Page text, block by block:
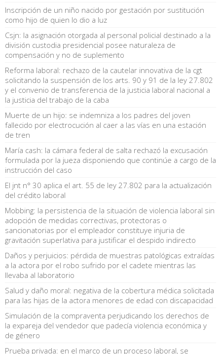
Inscripción de un niño nacido por gestación por sustitución
como hijo de quien lo dio a luz
Csjn: la asignación otorgada al personal policial destinado a la
división custodia presidencial posee naturaleza de
compensación y no de suplemento
Reforma laboral: rechazo de la cautelar innovativa de la cgt
solicitando la suspensión de los arts. 90 y 91 de la ley 27.802
y el convenio de transferencia de la justicia laboral nacional a
la justicia del trabajo de la caba
Muerte de un hijo: se indemniza a los padres del joven
fallecido por electrocución al caer a las vías en una estación
de tren
María cash: la cámara federal de salta rechazó la excusación
formulada por la jueza disponiendo que continúe a cargo de la
instrucción del caso
El jnt n° 30 aplica el art. 55 de ley 27.802 para la actualización
del crédito laboral
Mobbing: la persistencia de la situación de violencia laboral sin
adopción de medidas correctivas, protectoras o
sancionatorias por el empleador constituye injuria de
gravitación superlativa para justificar el despido indirecto
Daños y perjuicios: pérdida de muestras patológicas extraídas
a la actora por el robo sufrido por el cadete mientras las
llevaba al laboratorio
Salud y daño moral: negativa de la cobertura médica solicitada
para las hijas de la actora menores de edad con discapacidad
Simulación de la compraventa perjudicando los derechos de
la expareja del vendedor que padecía violencia económica y
de género
Prueba privada: en el marco de un proceso laboral, se